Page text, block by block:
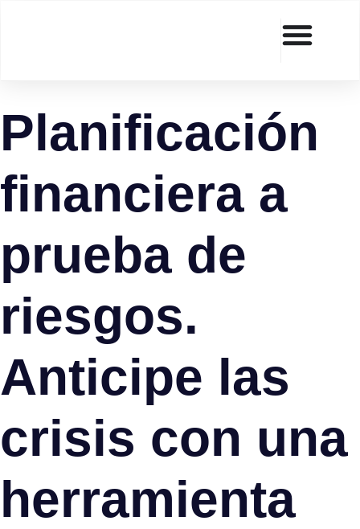
Planificación
financiera a
prueba de
riesgos.
Anticipe las
crisis con una
herramienta